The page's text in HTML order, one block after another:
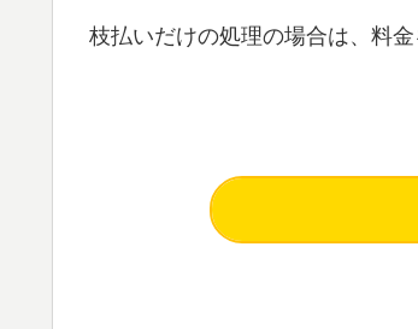
枝払いだけの処理の場合は、料